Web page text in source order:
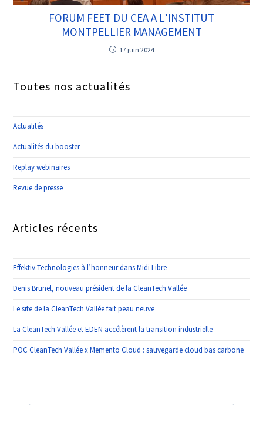
FORUM FEET DU CEA A L’INSTITUT
MONTPELLIER MANAGEMENT
17 juin 2024
Toutes nos actualités
Actualités
Actualités du booster
Replay webinaires
Revue de presse
Articles récents
Effektiv Technologies à l’honneur dans Midi Libre
Denis Brunel, nouveau président de la CleanTech Vallée
Le site de la CleanTech Vallée fait peau neuve
La CleanTech Vallée et EDEN accélèrent la transition industrielle
POC CleanTech Vallée x Memento Cloud : sauvegarde cloud bas carbone